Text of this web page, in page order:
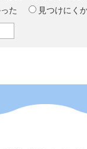
た
見つけにく